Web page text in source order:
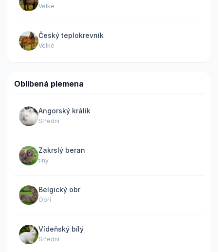
Velké
Český teplokrevník
Velké
Oblíbená plemena
Angorský králík
Střední
Zakrslý beran
tiny
Belgický obr
Obří
Vídeňský bílý
Střední